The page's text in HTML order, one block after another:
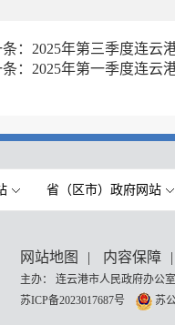
： 2025年第三季度连云
： 2025年第一季度连云
省（区市）政府网站
网站地图 | 内容保障 |
主办： 连云港市人民政府办
苏ICP备2023017687号
苏